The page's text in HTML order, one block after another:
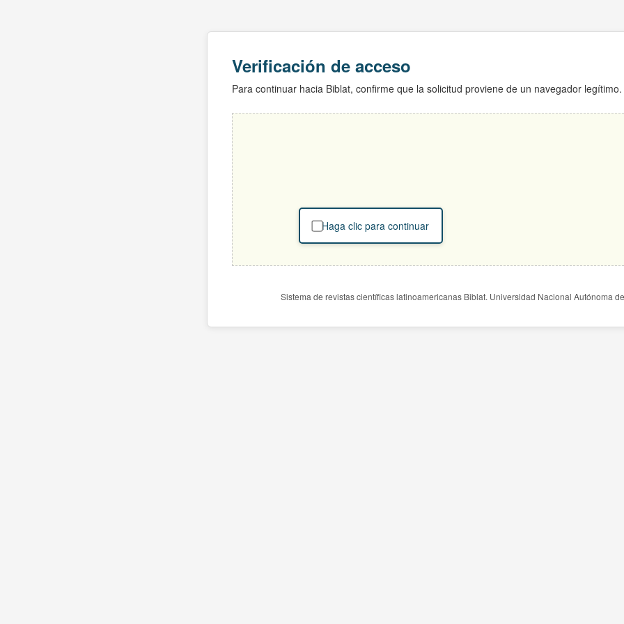
Verificación de acceso
Para continuar hacia Biblat, confirme que la solicitud proviene de un navegador legítimo.
Haga clic para continuar
Sistema de revistas científicas latinoamericanas Biblat. Universidad Nacional Autónoma